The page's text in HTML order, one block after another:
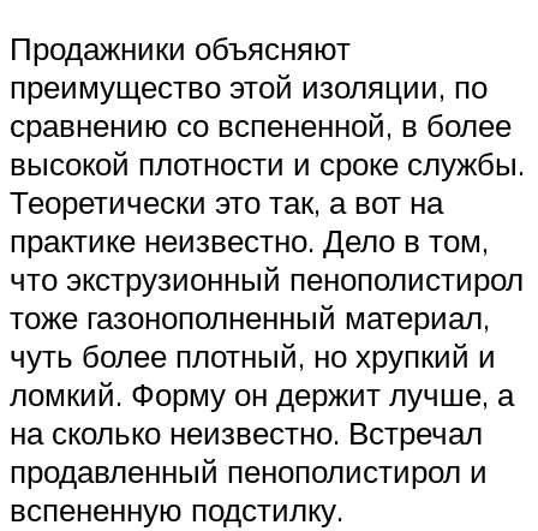
Продажники объясняют
преимущество этой изоляции, по
сравнению со вспененной, в более
высокой плотности и сроке службы.
Теоретически это так, а вот на
практике неизвестно. Дело в том,
что экструзионный пенополистирол
тоже газонополненный материал,
чуть более плотный, но хрупкий и
ломкий. Форму он держит лучше, а
на сколько неизвестно. Встречал
продавленный пенополистирол и
вспененную подстилку.